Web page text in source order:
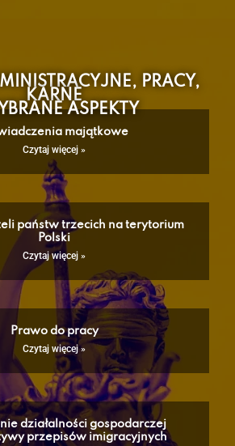
PRACY,
KARNE
ASPEKTY
majątkowe
Czytaj więcej »
państw trzecich na terytorium
Polski
Czytaj więcej »
Prawo do pracy
Czytaj więcej »
działalności gospodarczej
przepisów imigracyjnych